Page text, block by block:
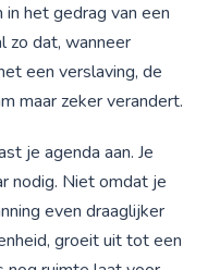
het gedrag van een
zo dat, wanneer
een verslaving, de
maar zeker verandert.
je agenda aan. Je
nodig. Niet omdat je
even draaglijker
groeit uit tot een